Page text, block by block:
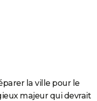
la ville pour le
majeur qui devrait